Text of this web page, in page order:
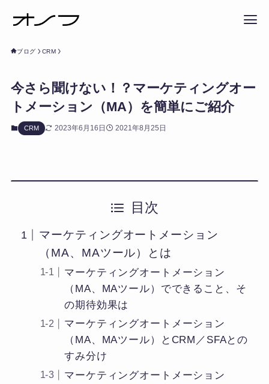
ブログ CRM
今さら聞けない！？マーケティングオー
トメーション（MA）を簡単にご紹介
CRM 2023年6月16日 2021年8月25日
目次
マーケティングオートメーション
（MA、MAツール）とは
マーケティングオートメーション
（MA、MAツール）でできること、そ
の期待効果は
マーケティングオートメーション
（MA、MAツール）とCRM／SFAとの
すみ分け
マーケティングオートメーション